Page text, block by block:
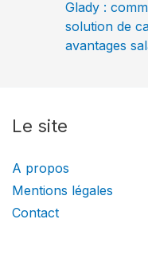
Glady :
solution de
avantages
Le site
A propos
Mentions légales
Contact